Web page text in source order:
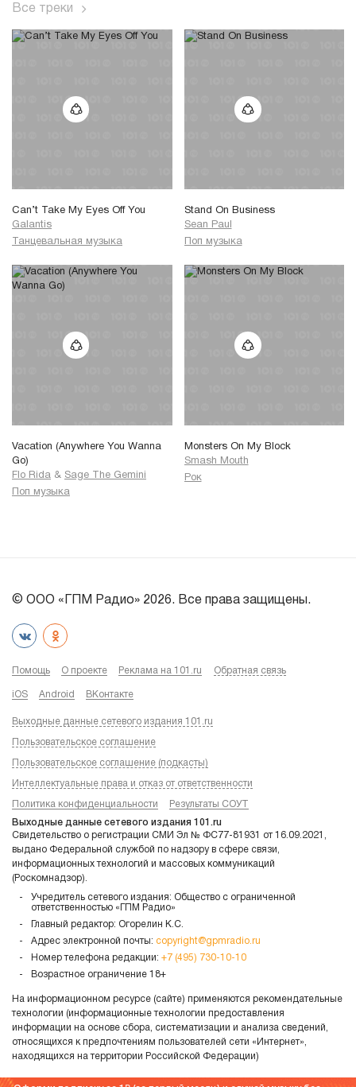
Все треки
Can’t Take My Eyes Off You
Galantis
Танцевальная музыка
Stand On Business
Sean Paul
Поп музыка
Vacation (Anywhere You Wanna
Go)
Flo Rida & Sage The Gemini
Поп музыка
Monsters On My Block
Smash Mouth
Рок
© ООО «ГПМ Радио» 2026. Все права защищены.
Помощь О проекте Реклама на 101.ru Обратная связь
iOS Android ВКонтакте
Выходные данные сетевого издания 101.ru
Пользовательское соглашение
Пользовательское соглашение (подкасты)
Интеллектуальные права и отказ от ответственности
Политика конфиденциальности Результаты СОУТ
Выходные данные сетевого издания 101.ru
Свидетельство о регистрации СМИ Эл № ФС77-81931 от 16.09.2021,
выдано Федеральной службой по надзору в сфере связи,
информационных технологий и массовых коммуникаций
(Роскомнадзор).
Учредитель сетевого издания: Общество с ограниченной
ответственностью «ГПМ Радио»
Главный редактор: Огорелин К.С.
Адрес электронной почты: copyright@gpmradio.ru
Номер телефона редакции: +7 (495) 730-10-10
Возрастное ограничение 18+
На информационном ресурсе (сайте) применяются рекомендательные
технологии (информационные технологии предоставления
информации на основе сбора, систематизации и анализа сведений,
относящихся к предпочтениям пользователей сети «Интернет»,
находящихся на территории Российской Федерации)